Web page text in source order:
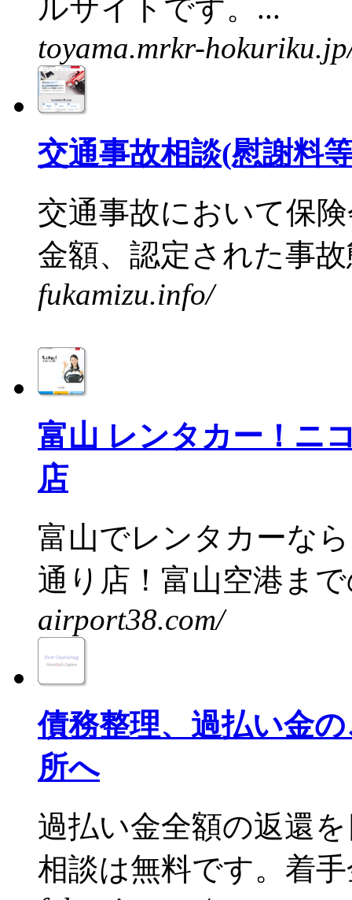
ルサイトです。...
toyama.mrkr-
交通事故相談(慰謝料
交通事故において保
金額、認定された事
fukamizu.info/
富山 レンタカー！ニ
店
富山でレンタカーな
通り店！富山空港ま
airport38.com/
債務整理、過払い金
所へ
過払い金全額の返還
相談は無料です。着